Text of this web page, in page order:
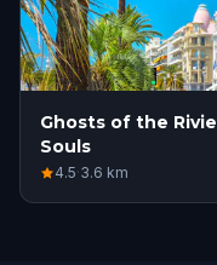
Ghosts of the
Souls
4.5·3.6 km